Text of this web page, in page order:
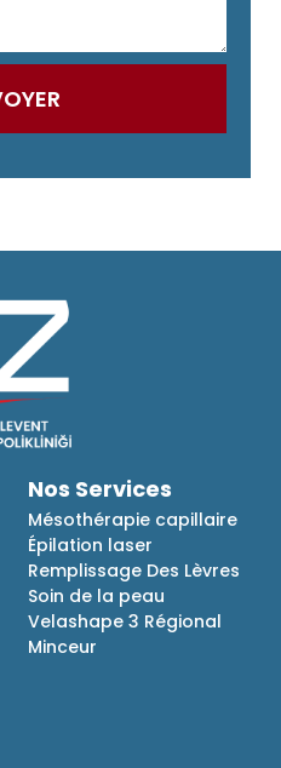
Nos Services
Mésothérapie capillaire
Épilation laser
Remplissage Des Lèvres
Soin de la peau
Velashape 3 Régional
Minceur